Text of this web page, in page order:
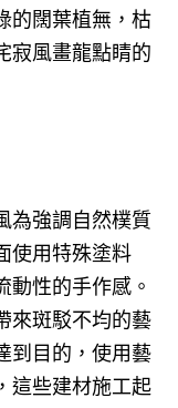
的闊葉植無，枯
寂風畫龍點睛的
為強調自然樸質
使用特殊塗料
動性的手作感。
來斑駁不均的藝
到目的，使用藝
這些建材施工起